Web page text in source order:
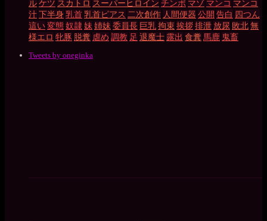
ルケツ スカトロ スーパーヒロイン チンポ マゾ マンコ マンコ
汁下半身乳首乳首ピアス 二次創作 人間便器 公開 告白 四つん
這い変態奴隷 妹 姉妹 委員長 巨乳拘束挨拶排泄 放尿 敗北無
様エロ 牝豚 脱糞 虐め 調教 足 退魔士 露出 食糞 馬鹿 鬼畜
Tweets by oneginka